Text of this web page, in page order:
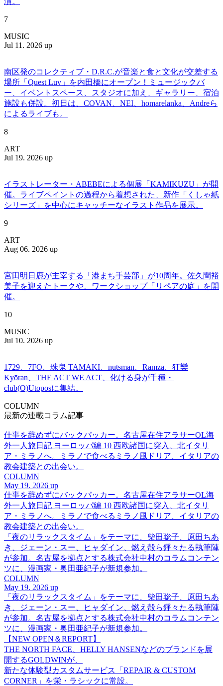
7
MUSIC
Jul 11. 2026 up
南区発のコレクティブ・D.R.C.が⾳楽と⾷と⽂化が交差する
場所「Quest Luv」を内田橋にオープン！ミュージックバ
ー、イベントスペース、スタジオに加え、ギャラリー、宿泊
施設も併設。初日は、COVAN、NEI、homarelanka、Andreら
によるライブも。
8
ART
Jul 19. 2026 up
イラストレーター・ABEBEによる個展「KAMIKUZU」が開
催。ライブペイントの過程から着想された、新作「くしゃ紙
シリーズ」を中心にキャッチーなイラスト作品を展示。
9
ART
Aug 06. 2026 up
宮田明日鹿が主宰する「港まち手芸部」が10周年。佐久間裕
美子を迎えたトークや、ワークショップ「リペアの庭」を開
催。
10
MUSIC
Jul 10. 2026 up
1729、7FO、珠鬼 TAMAKI、nutsman、Ramza、狂欒
Kyōran、THE ACT WE ACT、化ける身が千種・
club(O)Utoposに集結。
COLUMN
最新の連載コラム記事
仕事を辞めずにバックパッカー。名古屋在住アラサーOL海
外一人旅日記 ヨーロッパ編 10 西欧諸国に突入、北イタリ
ア・ミラノへ。ミラノで食べるミラノ風ドリア、イタリアの
教会建築との出会い。
COLUMN
May 19. 2026 up
仕事を辞めずにバックパッカー。名古屋在住アラサーOL海
外一人旅日記 ヨーロッパ編 10 西欧諸国に突入、北イタリ
ア・ミラノへ。ミラノで食べるミラノ風ドリア、イタリアの
教会建築との出会い。
「夜のリラックスタイム」をテーマに、柴田聡子、原田ちあ
き、ジェーン・スー、ヒャダイン、燃え殻ら錚々たる執筆陣
が参加。名古屋を拠点とする株式会社中村のコラムコンテン
ツに、漫画家・奥田亜紀子が新規参加。
COLUMN
May 19. 2026 up
「夜のリラックスタイム」をテーマに、柴田聡子、原田ちあ
き、ジェーン・スー、ヒャダイン、燃え殻ら錚々たる執筆陣
が参加。名古屋を拠点とする株式会社中村のコラムコンテン
ツに、漫画家・奥田亜紀子が新規参加。
【NEW OPEN＆REPORT】
THE NORTH FACE、HELLY HANSENなどのブランドを展
開するGOLDWINが、
新たな体験型カスタムサービス「REPAIR & CUSTOM
CORNER」を栄・ラシックに常設。